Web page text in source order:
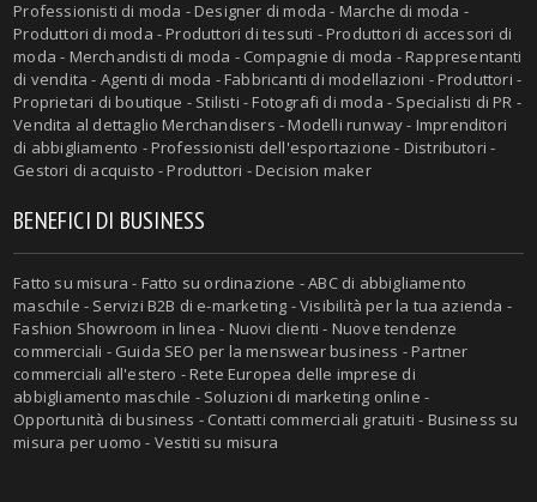
Professionisti di moda - Designer di moda - Marche di moda -
Produttori di moda - Produttori di tessuti - Produttori di accessori di
moda - Merchandisti di moda - Compagnie di moda - Rappresentanti
di vendita - Agenti di moda - Fabbricanti di modellazioni - Produttori -
Proprietari di boutique - Stilisti - Fotografi di moda - Specialisti di PR -
Vendita al dettaglio Merchandisers - Modelli runway - Imprenditori
di abbigliamento - Professionisti dell'esportazione - Distributori -
Gestori di acquisto - Produttori - Decision maker
BENEFICI DI BUSINESS
Fatto su misura - Fatto su ordinazione - ABC di abbigliamento
maschile - Servizi B2B di e-marketing - Visibilità per la tua azienda -
Fashion Showroom in linea - Nuovi clienti - Nuove tendenze
commerciali - Guida SEO per la menswear business - Partner
commerciali all'estero - Rete Europea delle imprese di
abbigliamento maschile - Soluzioni di marketing online -
Opportunità di business - Contatti commerciali gratuiti - Business su
misura per uomo - Vestiti su misura